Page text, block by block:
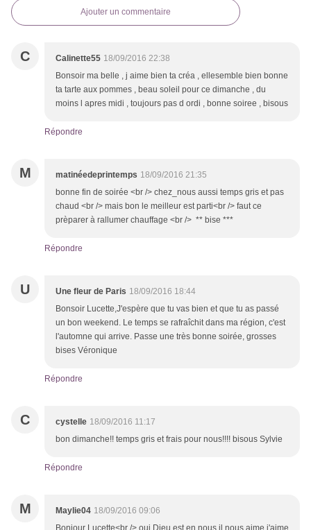
Ajouter un commentaire
C Calinette55 18/09/2016 22:38
Bonsoir ma belle , j aime bien ta créa , ellesemble bien bonne
ta tarte aux pommes , beau soleil pour ce dimanche , du
moins l apres midi , toujours pas d ordi , bonne soiree , bisous
Répondre
M matinéedeprintemps 18/09/2016 21:35
bonne fin de soirée <br /> chez_nous aussi temps gris et pas
chaud <br /> mais bon le meilleur est parti<br /> faut ce
prèparer à rallumer chauffage <br /> ** bise ***
Répondre
U Une fleur de Paris 18/09/2016 18:44
Bonsoir Lucette,J'espère que tu vas bien et que tu as passé
un bon weekend. Le temps se rafraîchit dans ma région, c'est
l'automne qui arrive. Passe une très bonne soirée, grosses
bises Véronique
Répondre
C cystelle 18/09/2016 11:17
bon dimanche!! temps gris et frais pour nous!!!! bisous Sylvie
Répondre
M Maylie04 18/09/2016 09:06
Bonjour Lucette<br /> oui Dieu est en nous,il nous aime,j'aime